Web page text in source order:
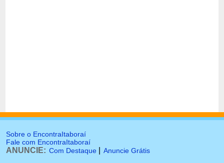
Sobre o EncontraItaboraí
Fale com EncontraItaboraí
ANUNCIE: Com Destaque Anuncie Grátis